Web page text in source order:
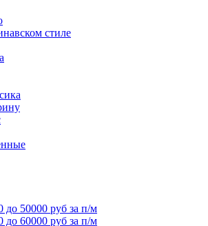
стиле
до 50000 руб за п/м
до 60000 руб за п/м